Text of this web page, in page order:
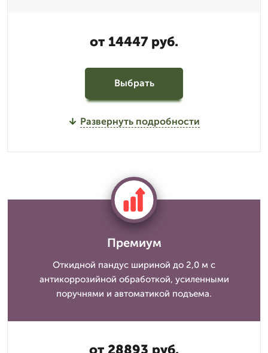
от 14447 руб.
Выбрать
Развернуть подробности
Премиум
Откидной пандус шириной до 2,0 м с
антикоррозийной обработкой, усиленными
поручнями и автоматикой подъема.
от 28893 руб.